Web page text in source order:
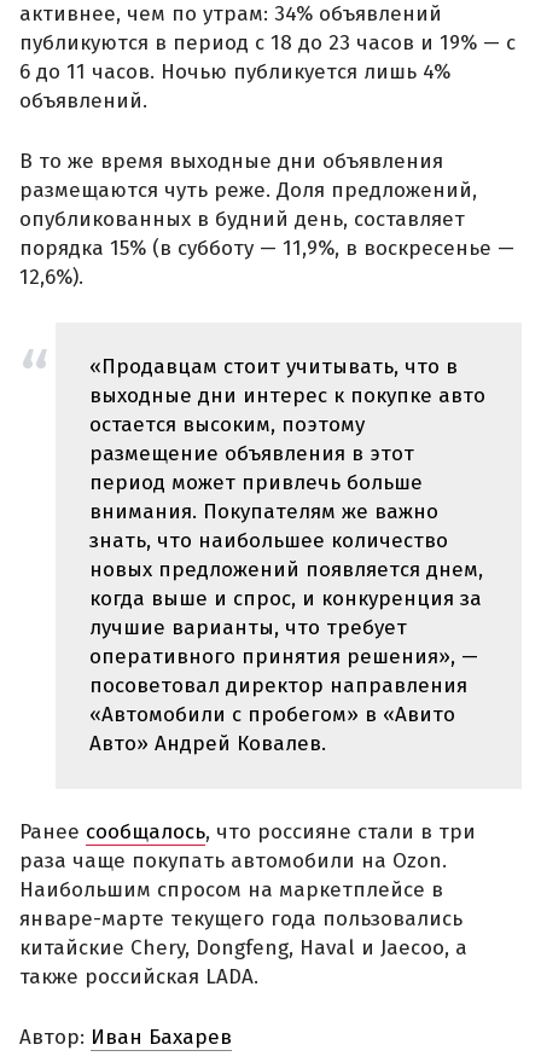
активнее, чем по утрам: 34% объявлений
публикуются в период с 18 до 23 часов и 19% — с
6 до 11 часов. Ночью публикуется лишь 4%
объявлений.
В то же время выходные дни объявления
размещаются чуть реже. Доля предложений,
опубликованных в будний день, составляет
порядка 15% (в субботу — 11,9%, в воскресенье —
12,6%).
«Продавцам стоит учитывать, что в
выходные дни интерес к покупке авто
остается высоким, поэтому
размещение объявления в этот
период может привлечь больше
внимания. Покупателям же важно
знать, что наибольшее количество
новых предложений появляется днем,
когда выше и спрос, и конкуренция за
лучшие варианты, что требует
оперативного принятия решения», —
посоветовал директор направления
«Автомобили с пробегом» в «Авито
Авто» Андрей Ковалев.
Ранее сообщалось, что россияне стали в три
раза чаще покупать автомобили на Ozon.
Наибольшим спросом на маркетплейсе в
январе-марте текущего года пользовались
китайские Chery, Dongfeng, Haval и Jaecoo, а
также российская LADA.
Автор: Иван Бахарев